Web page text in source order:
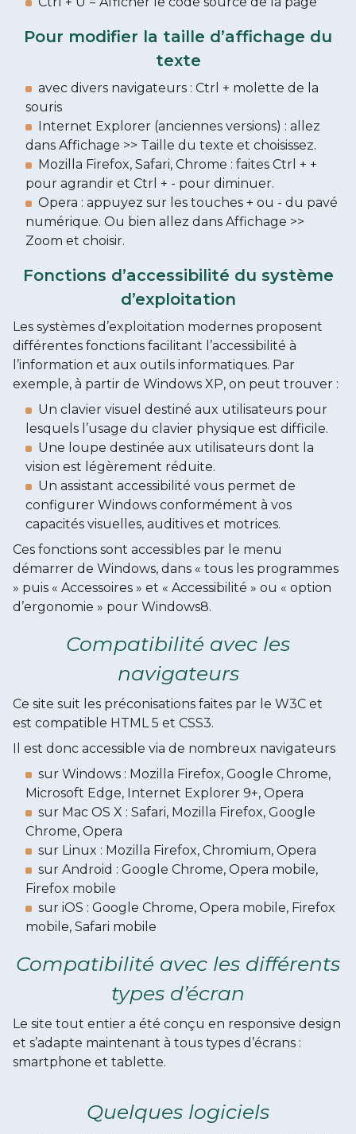
Pour modifier la taille d’affichage du
texte
avec divers navigateurs : Ctrl + molette de la
souris
Internet Explorer (anciennes versions) : allez
dans Affichage >> Taille du texte et choisissez.
Mozilla Firefox, Safari, Chrome : faites Ctrl + +
pour agrandir et Ctrl + - pour diminuer.
Opera : appuyez sur les touches + ou - du pavé
numérique. Ou bien allez dans Affichage >>
Zoom et choisir.
Fonctions d’accessibilité du système
d’exploitation
Les systèmes d’exploitation modernes proposent
différentes fonctions facilitant l’accessibilité à
l’information et aux outils informatiques. Par
exemple, à partir de Windows XP, on peut trouver :
Un clavier visuel destiné aux utilisateurs pour
lesquels l’usage du clavier physique est difficile.
Une loupe destinée aux utilisateurs dont la
vision est légèrement réduite.
Un assistant accessibilité vous permet de
configurer Windows conformément à vos
capacités visuelles, auditives et motrices.
Ces fonctions sont accessibles par le menu
démarrer de Windows, dans « tous les programmes
» puis « Accessoires » et « Accessibilité » ou « option
d’ergonomie » pour Windows8.
Compatibilité avec les
navigateurs
Ce site suit les préconisations faites par le W3C et
est compatible HTML 5 et CSS3.
Il est donc accessible via de nombreux navigateurs
sur Windows : Mozilla Firefox, Google Chrome,
Microsoft Edge, Internet Explorer 9+, Opera
sur Mac OS X : Safari, Mozilla Firefox, Google
Chrome, Opera
sur Linux : Mozilla Firefox, Chromium, Opera
sur Android : Google Chrome, Opera mobile,
Firefox mobile
sur iOS : Google Chrome, Opera mobile, Firefox
mobile, Safari mobile
Compatibilité avec les différents
types d’écran
Le site tout entier a été conçu en responsive design
et s’adapte maintenant à tous types d’écrans :
smartphone et tablette.
Quelques logiciels